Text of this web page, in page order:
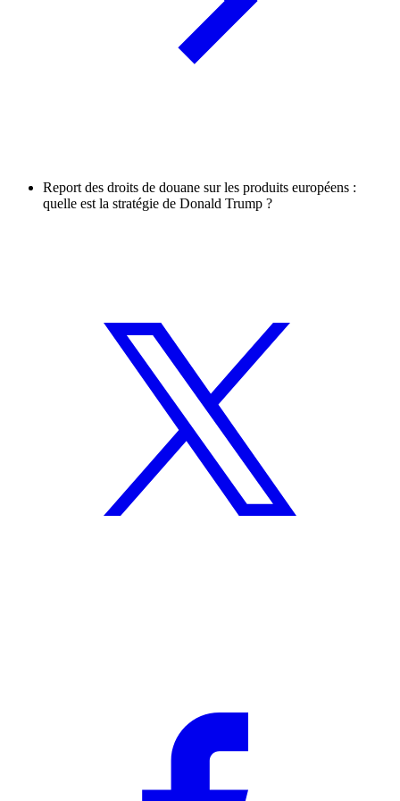
Report des droits de douane sur les produits européens :
quelle est la stratégie de Donald Trump ?